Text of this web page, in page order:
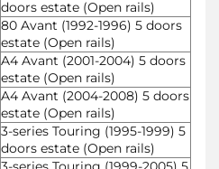
doors estate (Open rails)
80 Avant (1992-1996) 5 doors
estate (Open rails)
A4 Avant (2001-2004) 5 doors
estate (Open rails)
A4 Avant (2004-2008) 5 doors
estate (Open rails)
3-series Touring (1995-1999) 5
doors estate (Open rails)